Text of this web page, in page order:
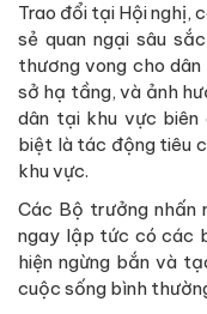
Trao đổi tại Hội nghị,
sẻ quan ngại sâu
thương vong cho
sở hạ tầng, và ảnh
dân tại khu vực biên
biệt là tác động tiêu
khu vực.
Các Bộ trưởng nhấn
ngay lập tức có các
hiện ngừng bắn và
cuộc sống bình